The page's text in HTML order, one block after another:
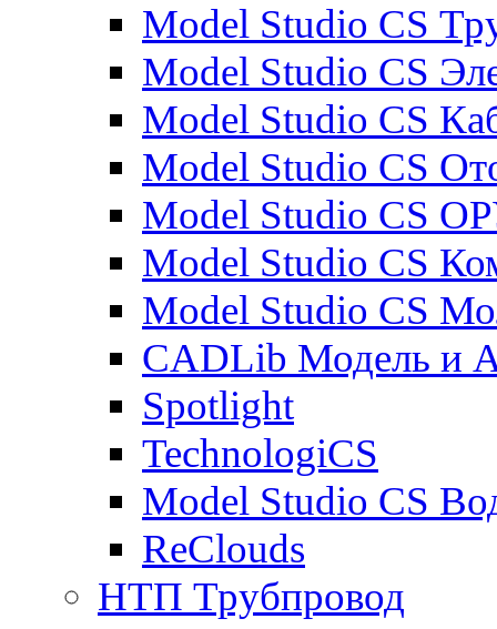
Model Studio CS
Model Studio CS
Model Studio CS
Model Studio CS
Model Studio CS
Model Studio CS
Model Studio CS
CADLib Модель и
Spotlight
TechnologiCS
Model Studio CS
ReClouds
НТП Трубпровод